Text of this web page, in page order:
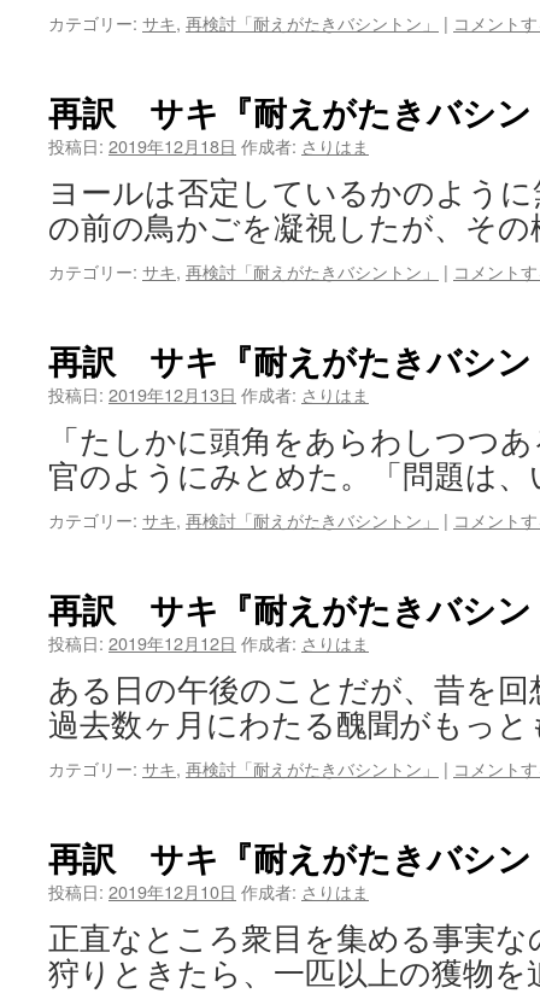
カテゴリー: サキ, 再検討「耐えがたきバシントン」 | コメント
再訳 サキ『耐えがたきバシ
投稿日: 2019年12月18日 作成者: さりはま
ヨールは否定しているかのよう
の前の鳥かごを凝視したが、そ
カテゴリー: サキ, 再検討「耐えがたきバシントン」 | コメント
再訳 サキ『耐えがたきバシ
投稿日: 2019年12月13日 作成者: さりはま
「たしかに頭角をあらわしつつ
官のようにみとめた。「問題は
カテゴリー: サキ, 再検討「耐えがたきバシントン」 | コメント
再訳 サキ『耐えがたきバシ
投稿日: 2019年12月12日 作成者: さりはま
ある日の午後のことだが、昔を
過去数ヶ月にわたる醜聞がもっ
カテゴリー: サキ, 再検討「耐えがたきバシントン」 | コメント
再訳 サキ『耐えがたきバシ
投稿日: 2019年12月10日 作成者: さりはま
正直なところ衆目を集める事実
狩りときたら、一匹以上の獲物